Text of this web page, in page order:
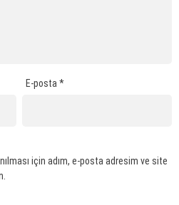
E-posta*
için adım, e-posta adresim ve site